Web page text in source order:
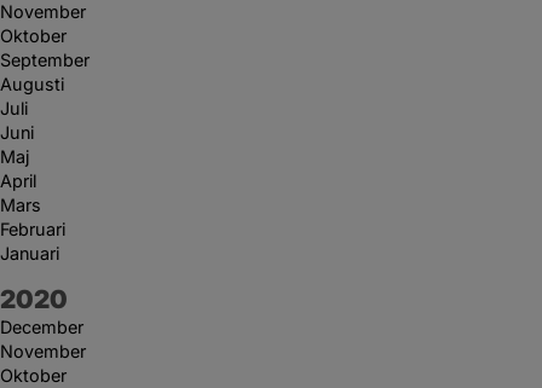
November
Oktober
September
Augusti
Juli
Juni
Maj
April
Mars
Februari
Januari
År:
2020
December
November
Oktober